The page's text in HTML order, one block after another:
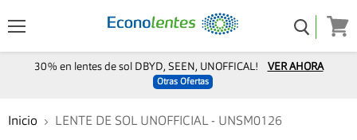
30% en lentes de sol DBYD, SEEN, UNOFFICAL! VER AHORA
Otras Ofertas
Inicio LENTE DE SOL UNOFFICIAL - UNSM0126